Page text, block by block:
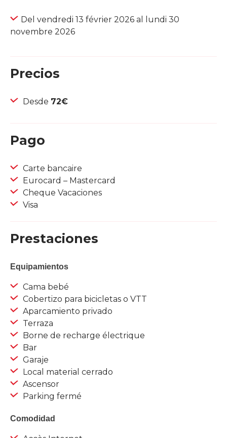
Del vendredi 13 février 2026 al lundi 30
novembre 2026
Precios
Desde 72€
Pago
Carte bancaire
Eurocard – Mastercard
Cheque Vacaciones
Visa
Prestaciones
Equipamientos
Cama bebé
Cobertizo para bicicletas o VTT
Aparcamiento privado
Terraza
Borne de recharge électrique
Bar
Garaje
Local material cerrado
Ascensor
Parking fermé
Comodidad